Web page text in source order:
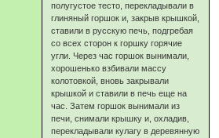
полугустое тесто, перекладывали в
глиняный горшок и, закрыв крышкой,
ставили в русскую печь, подгребая
со всех сторон к горшку горячие
угли. Через час горшок вынимали,
хорошенько взбивали массу
колотовкой, вновь закрывали
крышкой и ставили в печь еще на
час. Затем горшок вынимали из
печи, снимали крышку и, охладив,
перекладывали кулагу в деревянную